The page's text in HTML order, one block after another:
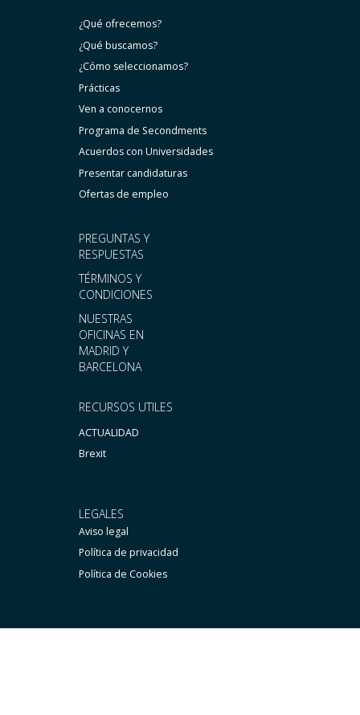
RECURSOS UTILES
ACTUALIDAD
Brexit
PREGUNTAS Y
RESPUESTAS
TÉRMINOS Y
CONDICIONES
NUESTRAS
OFICINAS EN
MADRID Y
BARCELONA
¿Qué ofrecemos?
¿Qué buscamos?
¿Cómo seleccionamos?
Prácticas
Ven a conocernos
Programa de Secondments
Acuerdos con Universidades
Presentar candidaturas
Ofertas de empleo
LEGALES
Aviso legal
Política de privacidad
Política de Cookies